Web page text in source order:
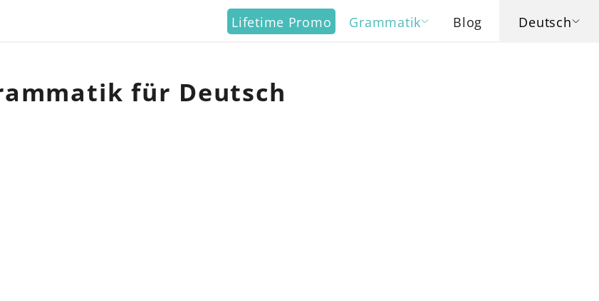
Lifetime Promo Grammatik Blog Deutsch
für Deutsch